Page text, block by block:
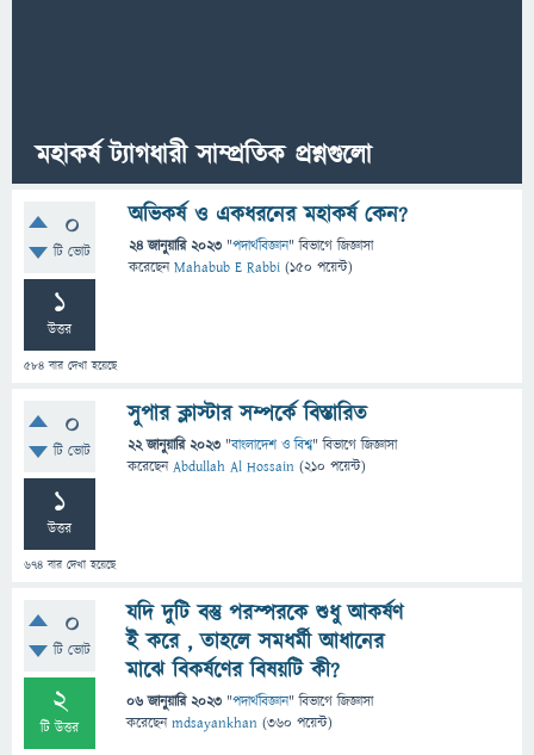
মহাকর্ষ ট্যাগধারী সাম্প্রতিক প্রশ্নগুলো
0
টি ভোট
1
উত্তর
584 বার দেখা হয়েছে
অভিকর্ষ ও একধরনের মহাকর্ষ কেন?
24 জানুয়ারি 2023 "পদার্থবিজ্ঞান" বিভাগে জিজ্ঞাসা
করেছেনMahabub E Rabbi (150 পয়েন্ট)
0
টি ভোট
1
উত্তর
674 বার দেখা হয়েছে
সুপার ক্লাস্টার সম্পর্কে বিস্তারিত
22 জানুয়ারি 2023 "বাংলাদেশ ও বিশ্ব" বিভাগে জিজ্ঞাসা
করেছেনAbdullah Al Hossain (210 পয়েন্ট)
0
টি ভোট
2
টি উত্তর
যদি দুটি বস্তু পরস্পরকে শুধু আকর্ষণ
ই করে , তাহলে সমধর্মী আধানের
মাঝে বিকর্ষণের বিষয়টি কী?
06 জানুয়ারি 2023 "পদার্থবিজ্ঞান" বিভাগে জিজ্ঞাসা
করেছেনmdsayankhan (360 পয়েন্ট)